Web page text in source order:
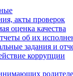
акты проверок
оценка качества
об их
задания и
коррупции